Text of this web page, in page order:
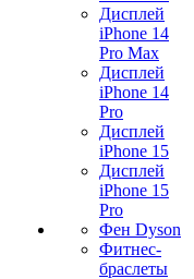
Дисплей
iPhone 14
Pro Max
Дисплей
iPhone 14
Pro
Дисплей
iPhone 15
Дисплей
iPhone 15
Pro
Фен Dyson
Фитнес-
браслеты